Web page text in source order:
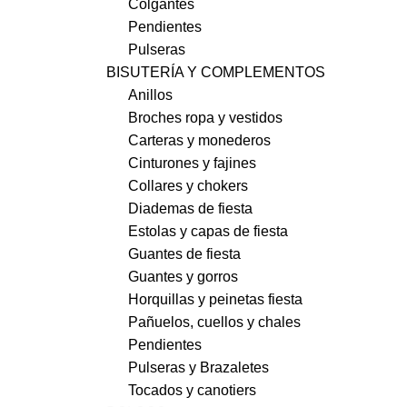
Colgantes
Pendientes
Pulseras
BISUTERÍA Y COMPLEMENTOS
Anillos
Broches ropa y vestidos
Carteras y monederos
Cinturones y fajines
Collares y chokers
Diademas de fiesta
Estolas y capas de fiesta
Guantes de fiesta
Guantes y gorros
Horquillas y peinetas fiesta
Pañuelos, cuellos y chales
Pendientes
Pulseras y Brazaletes
Tocados y canotiers